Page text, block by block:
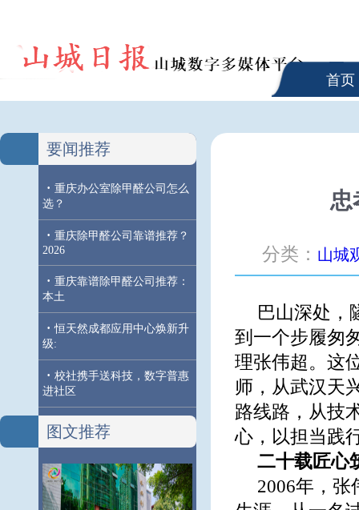
首页
要闻推荐
· 重庆办公室除甲醛公司怎么
选？
· 重庆除甲醛公司靠谱推荐？
2026
· 重庆靠谱除甲醛公司推荐：
本土
· 恒天然成都应用中心焕新升
级:
· 校社携手送科技，数字普惠
进社区
图文推荐
忠
分类： 山城
巴山深处，
到一个步履匆
理张伟超。这
师，从武汉天
路线路，从技
心，以担当践
二十载匠心
2006年，